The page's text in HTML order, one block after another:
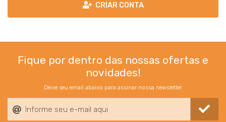
CRIAR CONTA
Fique por dentro das nossas ofertas e
novidades!
Deixe seu email abaixo para assinar nossa newsletter